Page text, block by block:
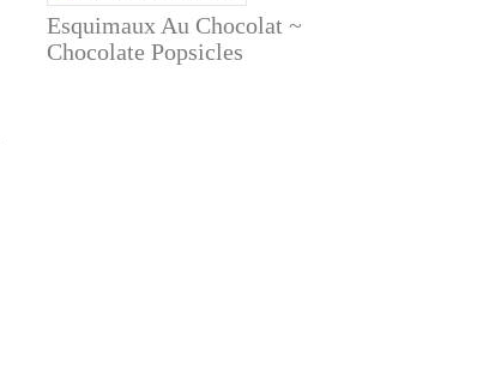
Esquimaux Au Chocolat ~
Chocolate Popsicles